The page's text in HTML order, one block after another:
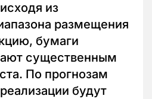
из
размещения
бумаги
существенным
По прогнозам
будут